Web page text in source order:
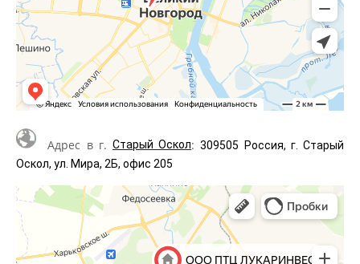
Адрес в г. Старый Оскол:309505 Россия, г. Старый
Оскол, ул. Мира, 2Б, офис 205